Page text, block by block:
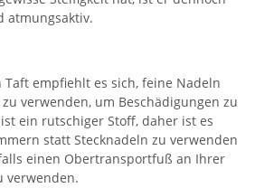
atmungsaktiv.
Taft empfiehlt es sich, feine Nadeln
verwenden, um Beschädigungen zu
ein rutschiger Stoff, daher ist es
statt Stecknadeln zu verwenden
einen Obertransportfuß an Ihrer
verwenden.